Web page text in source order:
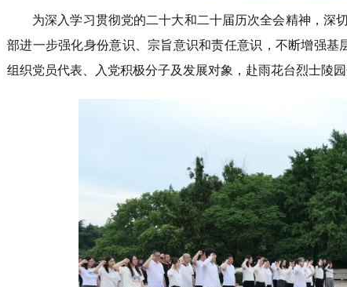
为深入学习贯彻党的二十大和二十届历次全会精神，深
部进一步强化身份意识、宗旨意识和责任意识，不断增强
组织党员代表、入党积极分子及发展对象，赴雨花台烈士陵园